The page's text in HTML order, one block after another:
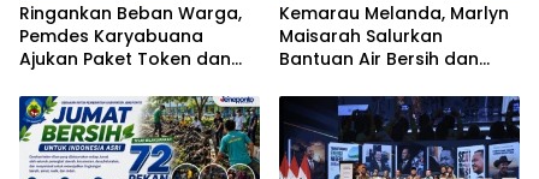
Ringankan Beban Warga,
Pemdes Karyabuana
Ajukan Paket Token dan
PLN
Kemarau Melanda, Marlyn
Maisarah Salurkan
Bantuan Air Bersih dan
Babakan Madang